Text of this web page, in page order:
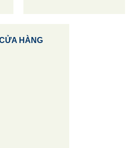
HÀNG